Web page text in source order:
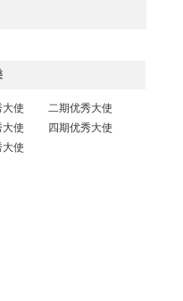
使
二期优秀大使
使
四期优秀大使
使